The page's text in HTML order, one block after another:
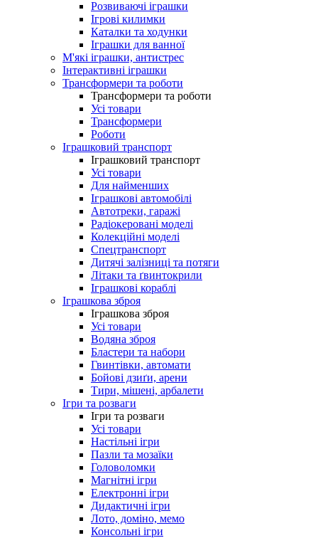
Розвиваючі іграшки
Ігрові килимки
Каталки та ходунки
Іграшки для ванної
М'які іграшки, антистрес
Інтерактивні іграшки
Трансформери та роботи
Трансформери та роботи
Усі товари
Трансформери
Роботи
Іграшковий транспорт
Іграшковий транспорт
Усі товари
Для найменших
Іграшкові автомобілі
Автотреки, гаражі
Радіокеровані моделі
Колекційні моделі
Спецтранспорт
Дитячі залізниці та потяги
Літаки та ґвинтокрили
Іграшкові кораблі
Іграшкова зброя
Іграшкова зброя
Усі товари
Водяна зброя
Бластери та набори
Гвинтівки, автомати
Бойові дзиґи, арени
Тири, мішені, арбалети
Ігри та розваги
Ігри та розваги
Усі товари
Настільні ігри
Пазли та мозаїки
Головоломки
Магнітні ігри
Електронні ігри
Дидактичні ігри
Лото, доміно, мемо
Консольні ігри